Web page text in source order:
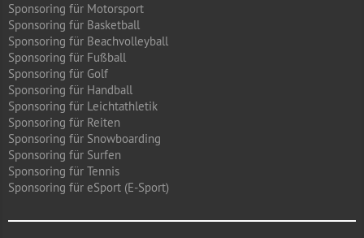
Sponsoring für Motorsport
Sponsoring für Basketball
Sponsoring für Beachvolleyball
Sponsoring für Fußball
Sponsoring für Golf
Sponsoring für Handball
Sponsoring für Leichtathletik
Sponsoring für Reiten
Sponsoring für Snowboarding
Sponsoring für Surfen
Sponsoring für Tennis
Sponsoring für eSport (E-Sport)